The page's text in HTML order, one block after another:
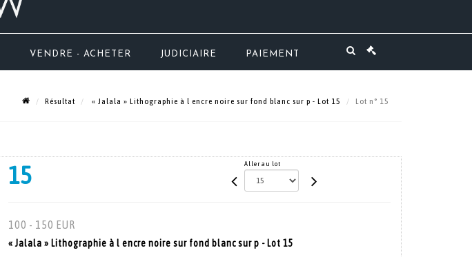
VENDRE - ACHETER JUDICIAIRE PAIEMENT
Résultat « Jalala » Lithographie à l encre noire sur fond blanc sur p - Lot 15 Lot n° 15
15 Aller au lot
100 - 150 EUR
« Jalala » Lithographie à l encre noire sur fond blanc sur p - Lot 15